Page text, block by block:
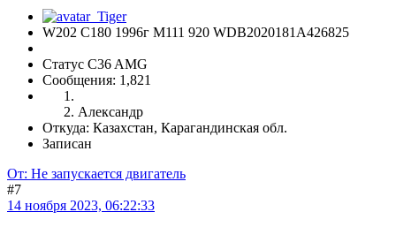
W202 C180 1996г М111 920 WDB2020181A426825
Статус C36 AMG
Сообщения: 1,821
Александр
Откуда: Казахстан, Карагандинская обл.
Записан
От: Не запускается двигатель
#7
14 ноября 2023, 06:22:33